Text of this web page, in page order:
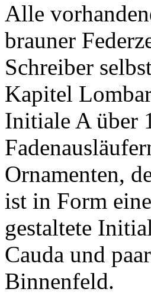
Alle
brauner
Schreiber
Kapitel
Initiale Aüber
Ornamenten,
ist in Form
gestaltete
Cauda und
Binnenfeld.